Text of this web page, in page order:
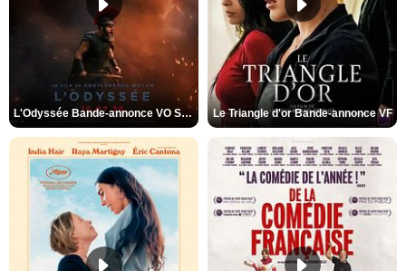
L'Odyssée Bande-annonce VO STFR Le Triangle d'or Bande-annonce VF